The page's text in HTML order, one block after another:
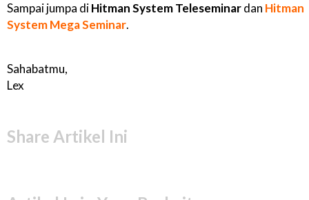
Sampai jumpa diHitman System Teleseminardan Hitman
System Mega Seminar.
Sahabatmu,
Lex
Share Artikel Ini